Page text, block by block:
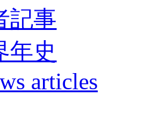
記事
年史
articles